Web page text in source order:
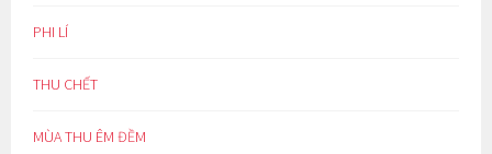
PHI LÍ
THU CHẾT
MÙA THU ÊM ĐỀM